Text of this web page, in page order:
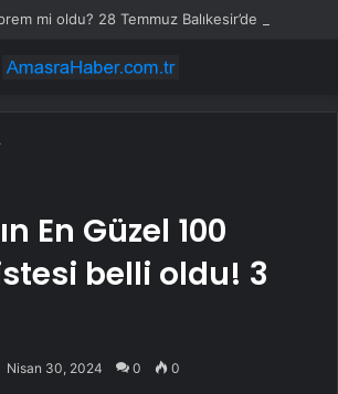
En Güzel 100
belli oldu! 3
Nisan 30, 2024 0 0